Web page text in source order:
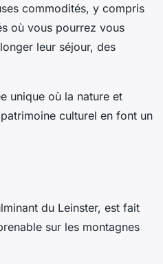
commodités, y compris
où vous pourrez vous
leur séjour, des
unique où la nature et
culturel en font un
du Leinster, est fait
sur les montagnes